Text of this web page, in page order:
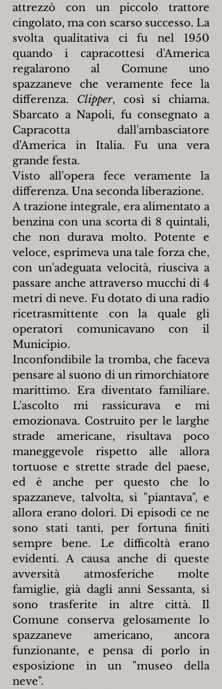
attrezzò con un piccolo trattore
cingolato, ma con scarso successo. La
svolta qualitativa ci fu nel 1950
quando i capracottesi d'America
regalarono al Comune uno
spazzaneve che veramente fece la
differenza. Clipper, così si chiama.
Sbarcato a Napoli, fu consegnato a
Capracotta dall'ambasciatore
d'America in Italia. Fu una vera
grande festa.
Visto all'opera fece veramente la
differenza. Una seconda liberazione.
A trazione integrale, era alimentato a
benzina con una scorta di 8 quintali,
che non durava molto. Potente e
veloce, esprimeva una tale forza che,
con un'adeguata velocità, riusciva a
passare anche attraverso mucchi di 4
metri di neve. Fu dotato di una radio
ricetrasmittente con la quale gli
operatori comunicavano con il
Municipio.
Inconfondibile la tromba, che faceva
pensare al suono di un rimorchiatore
marittimo. Era diventato familiare.
L'ascolto mi rassicurava e mi
emozionava. Costruito per le larghe
strade americane, risultava poco
maneggevole rispetto alle allora
tortuose e strette strade del paese,
ed è anche per questo che lo
spazzaneve, talvolta, si "piantava", e
allora erano dolori. Di episodi ce ne
sono stati tanti, per fortuna finiti
sempre bene. Le difficoltà erano
evidenti. A causa anche di queste
avversità atmosferiche molte
famiglie, già dagli anni Sessanta, si
sono trasferite in altre città. Il
Comune conserva gelosamente lo
spazzaneve americano, ancora
funzionante, e pensa di porlo in
esposizione in un "museo della
neve".